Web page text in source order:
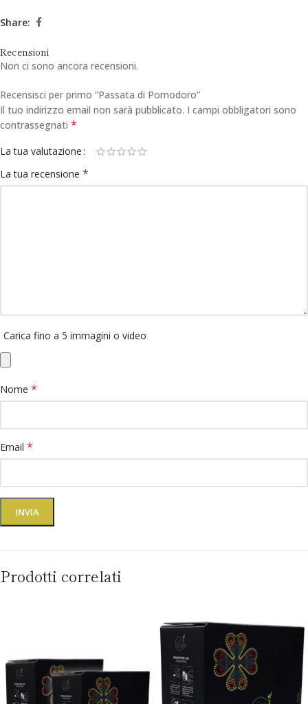
Share:
Recensioni
Non ci sono ancora recensioni.
Recensisci per primo “Passata di Pomodoro”
Il tuo indirizzo email non sarà pubblicato. I campi obbligatori sono
contrassegnati *
La tua valutazione
La tua recensione *
Carica fino a 5 immagini o video
Nome *
Email *
Prodotti correlati